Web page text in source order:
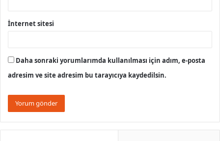
İnternet sitesi
Daha sonraki yorumlarımda kullanılması için adım, e-posta
adresim ve site adresim bu tarayıcıya kaydedilsin.